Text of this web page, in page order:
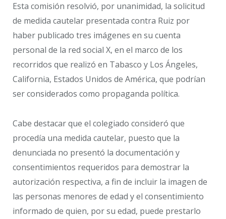
Esta comisión resolvió, por unanimidad, la solicitud
de medida cautelar presentada contra Ruiz por
haber publicado tres imágenes en su cuenta
personal de la red social X, en el marco de los
recorridos que realizó en Tabasco y Los Ángeles,
California, Estados Unidos de América, que podrían
ser considerados como propaganda política.
Cabe destacar que el colegiado consideró que
procedía una medida cautelar, puesto que la
denunciada no presentó la documentación y
consentimientos requeridos para demostrar la
autorización respectiva, a fin de incluir la imagen de
las personas menores de edad y el consentimiento
informado de quien, por su edad, puede prestarlo